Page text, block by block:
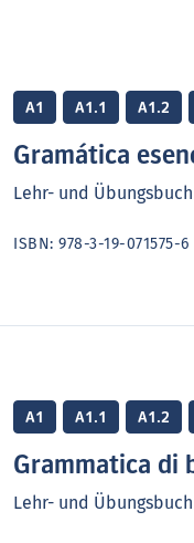
A1 A1.1 A1.2
Gramática
Lehr- und Übungsbuch
ISBN:978-3-19-071575-6
A1 A1.1 A1.2
Grammatica di
Lehr- und Übungsbuch